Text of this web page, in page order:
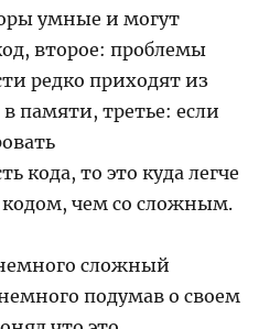
умные и могут
второе: проблемы
редко приходят из
памяти, третье: если
кода, то это куда легче
кодом, чем со сложным.
сложный
подумав о своем